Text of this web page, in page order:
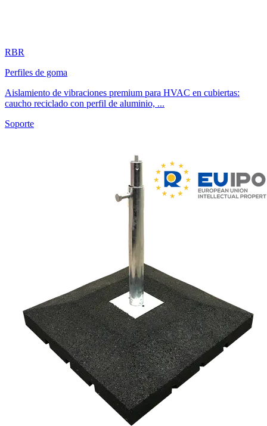
RBR
Perfiles de goma
Aislamiento de vibraciones premium para HVAC en cubiertas:
caucho reciclado con perfil de aluminio, ...
Soporte